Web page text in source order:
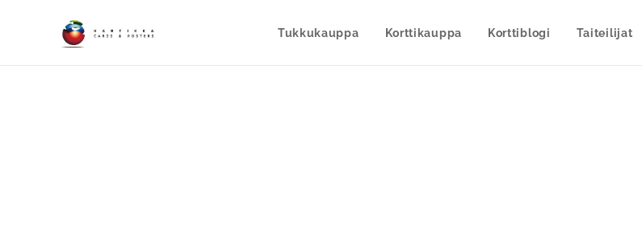
Tukkukauppa Korttikauppa Korttiblogi Taiteilijat